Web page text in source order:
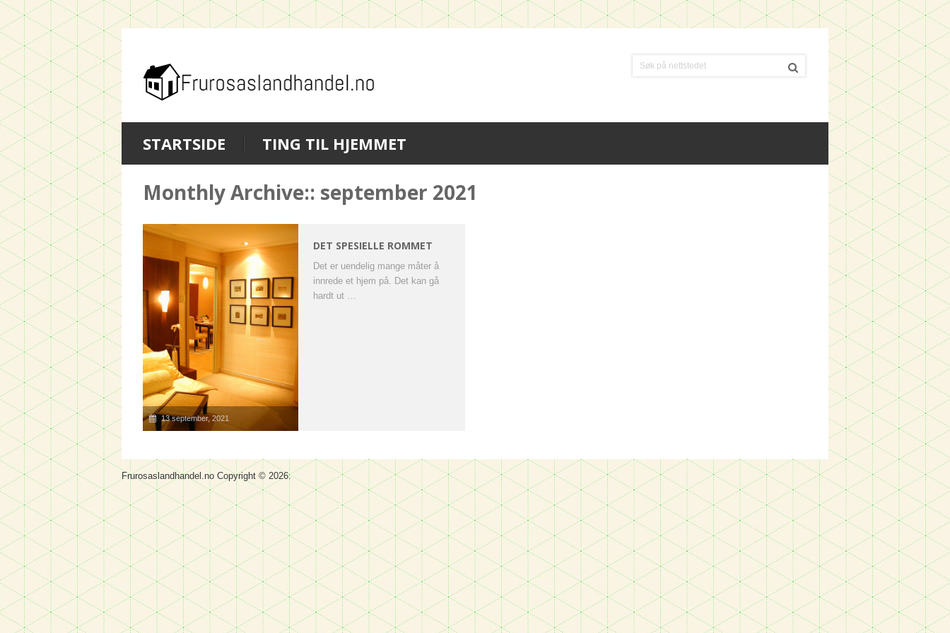
STARTSIDE TING TIL HJEMMET
Monthly Archive:: september 2021
13 september, 2021
DET SPESIELLE ROMMET
Det er uendelig mange måter å
innrede et hjem på. Det kan gå
hardt ut …
Frurosaslandhandel.no Copyright © 2026.